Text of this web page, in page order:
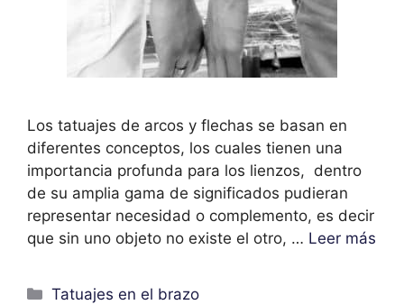
Los tatuajes de arcos y flechas se basan en
diferentes conceptos, los cuales tienen una
importancia profunda para los lienzos, dentro
de su amplia gama de significados pudieran
representar necesidad o complemento, es decir
que sin uno objeto no existe el otro, … Leer más
Categorías
Tatuajes en el brazo